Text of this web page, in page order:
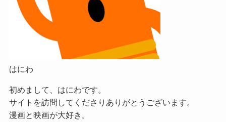
はにわ
初めまして、はにわです。
サイトを訪問してくださりありがとうございます。
漫画と映画が大好き。